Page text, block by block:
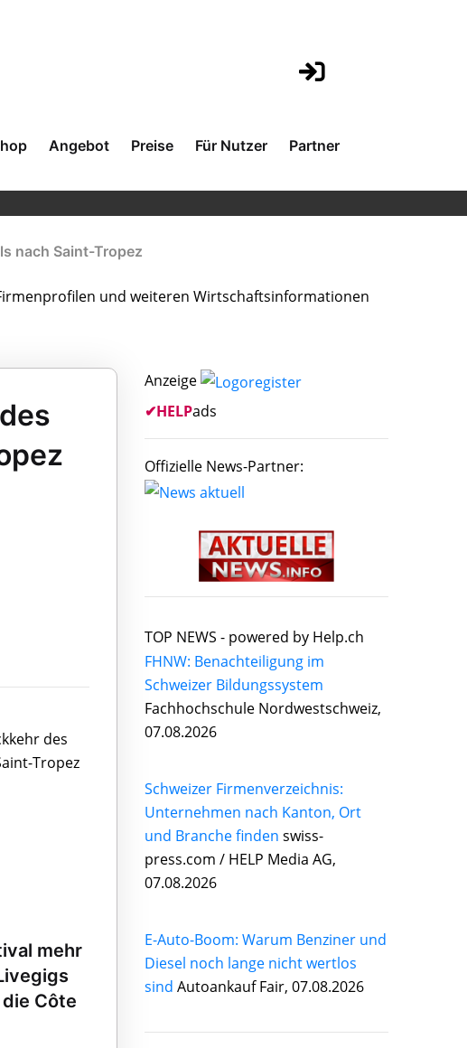
Angebot Preise Für Nutzer Partner
nach Saint-Tropez
und weiteren Wirtschaftsinformationen
des
Tropez
mehr
Côte
Anzeige
✔HELPads
Offizielle News-Partner:
TOP NEWS - powered by Help.ch
FHNW: Benachteiligung im
Schweizer Bildungssystem
Fachhochschule Nordwestschweiz,
07.08.2026
Schweizer Firmenverzeichnis:
Unternehmen nach Kanton, Ort
und Branche finden swiss-
press.com / HELP Media AG,
07.08.2026
E-Auto-Boom: Warum Benziner und
Diesel noch lange nicht wertlos
sind Autoankauf Fair, 07.08.2026